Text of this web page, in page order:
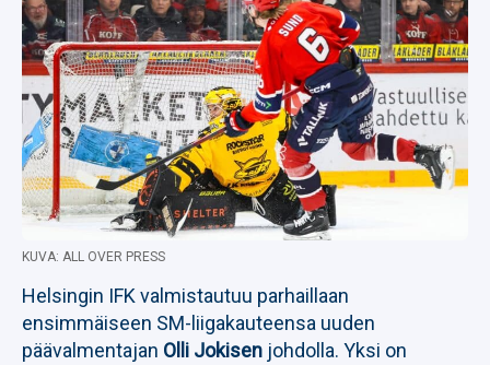
KUVA: ALL OVER PRESS
Helsingin IFK valmistautuu parhaillaan
ensimmäiseen SM-liigakauteensa uuden
päävalmentajan Olli Jokisen johdolla. Yksi on